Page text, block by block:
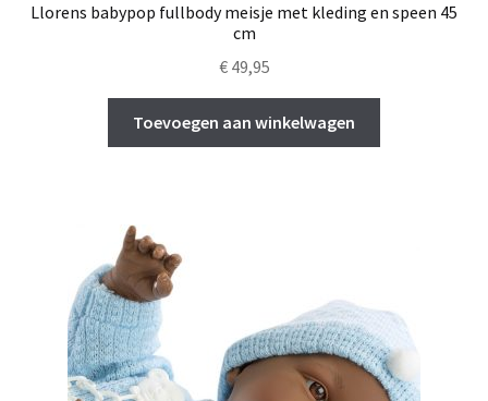
Llorens babypop fullbody meisje met kleding en speen 45
cm
€49,95
Toevoegen aan winkelwagen